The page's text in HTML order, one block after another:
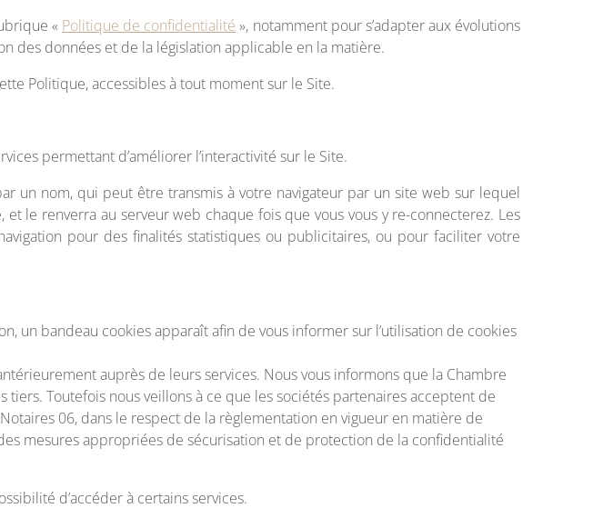
« Politique de confidentialité », notamment pour s’adapter aux évolutions
des données et de la législation applicable en la matière.
Politique, accessibles à tout moment sur le Site.
permettant d’améliorer l’interactivité sur le Site.
un nom, qui peut être transmis à votre navigateur par un site web sur lequel
le renverra au serveur web chaque fois que vous vous y re-connecterez. Les
pour des finalités statistiques ou publicitaires, ou pour faciliter votre
un bandeau cookies apparaît afin de vous informer sur l’utilisation de cookies
auprès de leurs services. Nous vous informons que la Chambre
Toutefois nous veillons à ce que les sociétés partenaires acceptent de
06, dans le respect de la règlementation en vigueur en matière de
mesures appropriées de sécurisation et de protection de la confidentialité
d’accéder à certains services.